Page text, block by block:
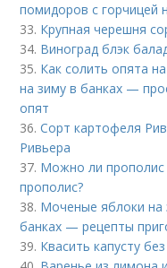
помидоров с горчицей
33. Крупная черешня
34. Виноград блэк
35. Как солить опята
на зиму в банках —
опят
36.Сорт картофеля
Ривьера
37. Можно ли прополис
прополис?
38. Моченые яблоки на
банках — рецепты
39. Квасить капусту